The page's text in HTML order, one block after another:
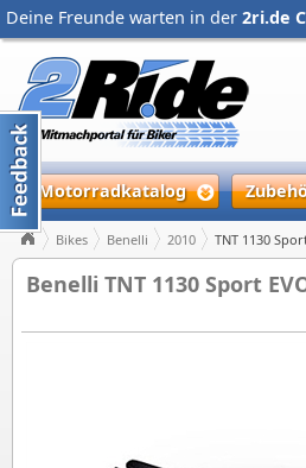
Deine Freunde warten in der 2ri.de
Motorradkatalog
Bikes Benelli 2010 TNT 1130
Benelli TNT 1130 Sport